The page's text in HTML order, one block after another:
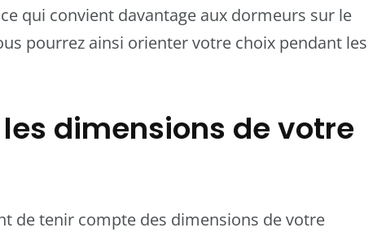
qui convient davantage aux dormeurs sur le
pourrez ainsi orienter votre choix pendant les
dimensions de votre
de tenir compte des dimensions de votre